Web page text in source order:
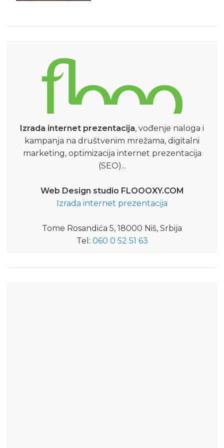
Izrada internet prezentacija, vođenje naloga i
kampanja na društvenim mrežama, digitalni
marketing, optimizacija internet prezentacija
(SEO)...
Web Design studio FLOOOXY.COM
Izrada internet prezentacija
Tome Rosandića 5, 18000 Niš, Srbija
Tel: 060 0 52 51 63